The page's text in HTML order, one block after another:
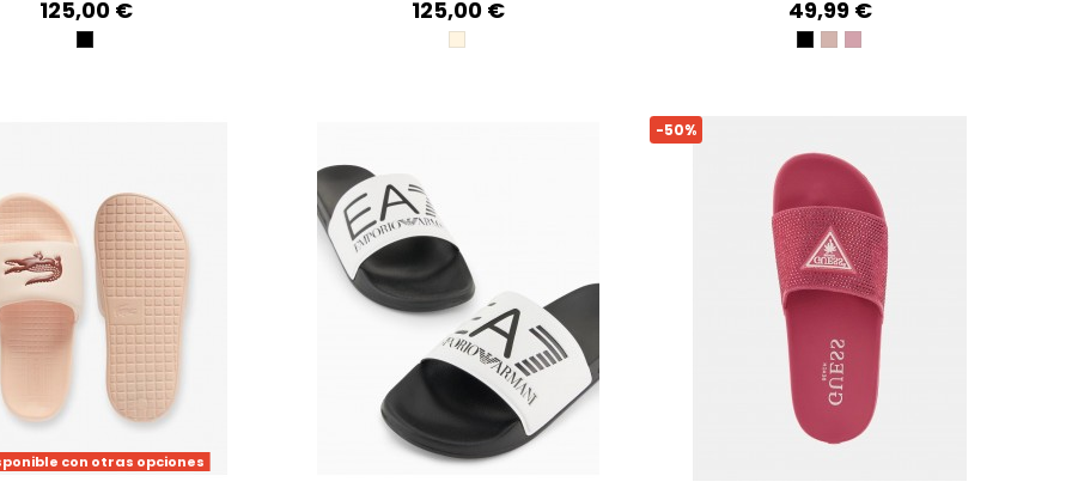
125,00 €
BLACK
125,00 €
NUDE
49,99 €
BLACK
TAUPEMAUVE
con otras opciones
-50%